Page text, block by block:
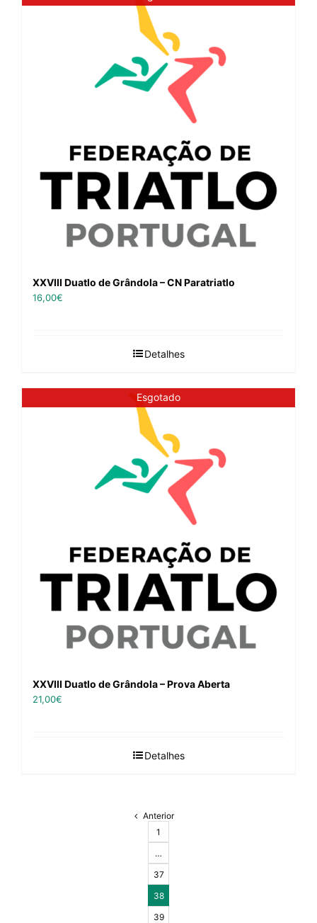
XXVIII Duatlo de Grândola – CN Paratriatlo
16,00€
Detalhes
Esgotado
XXVIII Duatlo de Grândola – Prova Aberta
21,00€
Detalhes
Anterior
1
…
37
38
39